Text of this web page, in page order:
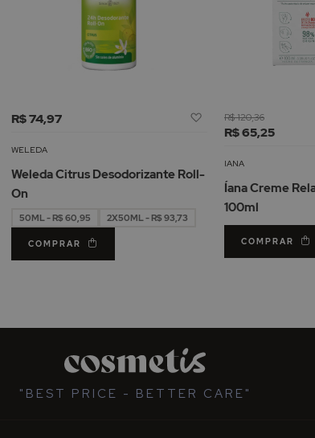
Adicionar
Lista
Desejos
R$ 74,97
Adicionar
Desejos
WELEDA
Weleda Citrus Desodorizante Roll-
On
50ML - R$ 60,95 2X50ML - R$ 93,73
COMPRAR
R$ 65,25
R$ 120,36
IANA
Íana Creme
100ml
COMPRAR
"BEST PRICE - BETTER CARE"